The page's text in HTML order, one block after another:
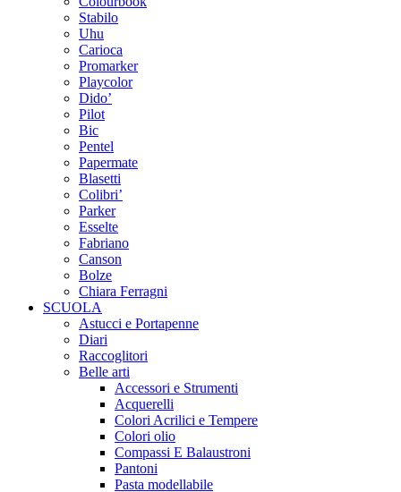
Stabilo
Uhu
Carioca
Promarker
Playcolor
Dido’
Pilot
Bic
Pentel
Papermate
Blasetti
Colibri’
Parker
Esselte
Fabriano
Canson
Bolze
Chiara Ferragni
SCUOLA
Astucci e Portapenne
Diari
Raccoglitori
Belle arti
Accessori e Strumenti
Acquerelli
Colori Acrilici e Tempere
Colori olio
Compassi E Balaustroni
Pantoni
Pasta modellabile